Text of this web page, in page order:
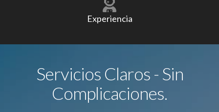
Experiencia
Servicios Claros - Sin
Complicaciones.